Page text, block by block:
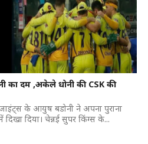
का दम ,अकेले धोनी की CSK की
के आयुष बडोनी ने अपना पुराना
दिया। चेन्नई सुपर किंग्स के...